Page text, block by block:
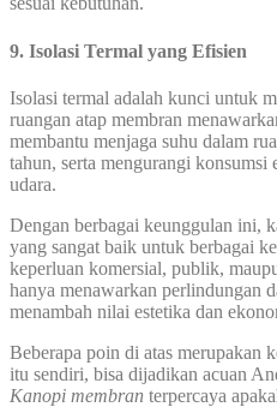
9. Isolasi Termal yang Efisien
Isolasi termal adalah kunci untuk
ruangan atap membran
membantu menjaga suhu dalam
tahun, serta mengurangi konsumsi
udara.
Dengan berbagai keunggulan ini,
yang sangat baik untuk berbagai
keperluan komersial, publik,
hanya menawarkan perlindungan
menambah nilai estetika dan
Beberapa poin di atas merupakan
itu sendiri, bisa dijadikan acuan
Kanopi membran terpercaya